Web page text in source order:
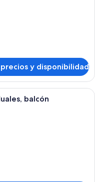
y disponibilidad
de hotel con dos camas,
balcón